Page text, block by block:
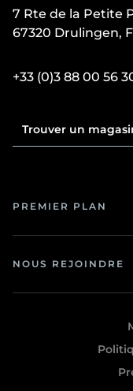
7 Rte de la Petite
67320 Drulingen,
+33 (0)3 88 00 56
Trouver un
PREMIER PLAN
NOUS REJOINDRE